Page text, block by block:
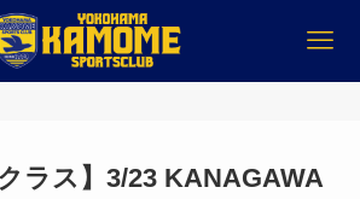
クラス】3/23 KANAGAWA